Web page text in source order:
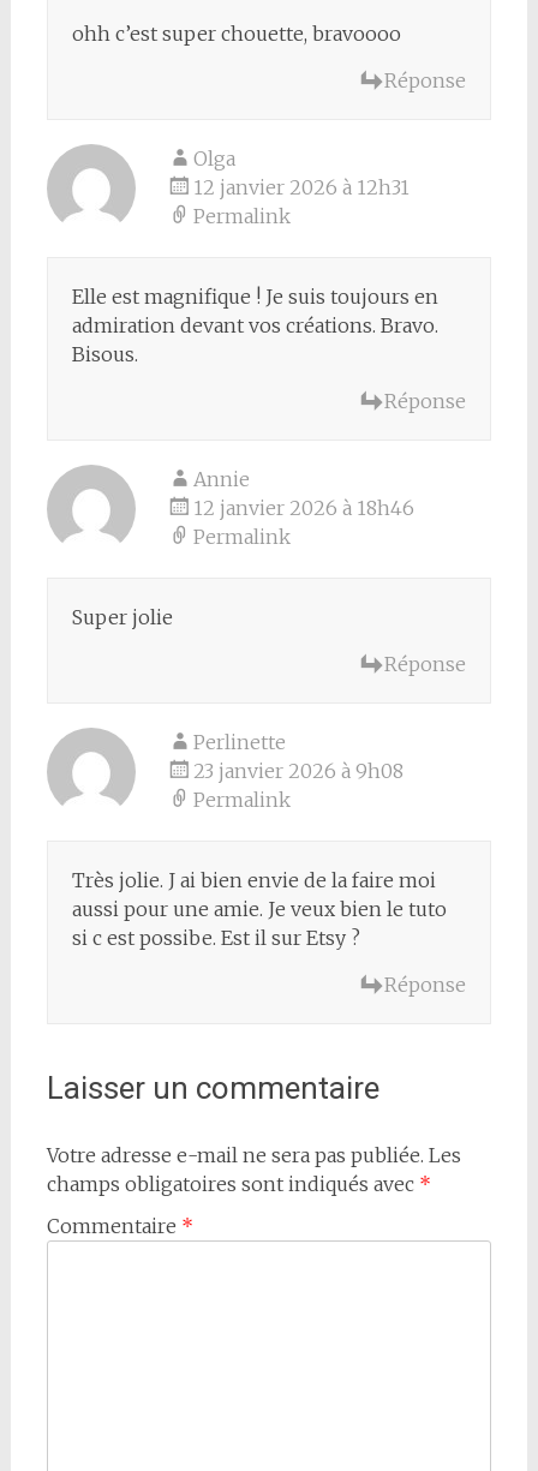
ohh c’est super chouette, bravoooo
Réponse
Olga
12 janvier 2026 à 12h31
Permalink
Elle est magnifique ! Je suis toujours en
admiration devant vos créations. Bravo.
Bisous.
Réponse
Annie
12 janvier 2026 à 18h46
Permalink
Super jolie
Réponse
Perlinette
23 janvier 2026 à 9h08
Permalink
Très jolie. J ai bien envie de la faire moi
aussi pour une amie. Je veux bien le tuto
si c est possibe. Est il sur Etsy ?
Réponse
Laisser un commentaire
Votre adresse e-mail ne sera pas publiée. Les
champs obligatoires sont indiqués avec *
Commentaire *